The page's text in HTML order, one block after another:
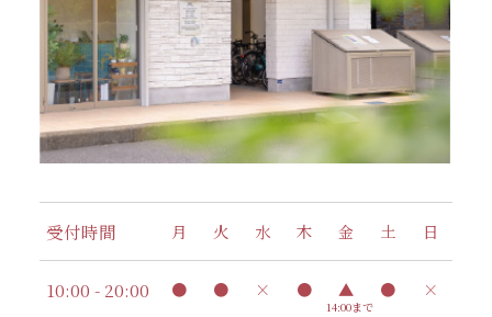
受付時間 月 火 水 木 金 土 日
10:00 - 20:00 ● ● × ● ▲
14:00まで
● ×